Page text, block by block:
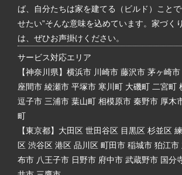
ば、自分たちは家を建てる（ビルド）こと
せたい”そんな意味を込めています。家づく
は、ぜひお声掛けください。
サービス対応エリア
【神奈川県】横浜市 川崎市 藤沢市 茅ヶ崎
座間市 綾瀬市 平塚市 寒川町 大磯町 二宮町
逗子市 三浦市 葉山町 相模原市 秦野市 厚木
町
【東京都】大田区 世田谷区 目黒区 杉並区
区 渋谷区 港区 品川区 町田市 稲城市 狛江市
布市 八王子市 日野市 府中市 武蔵野市 国分